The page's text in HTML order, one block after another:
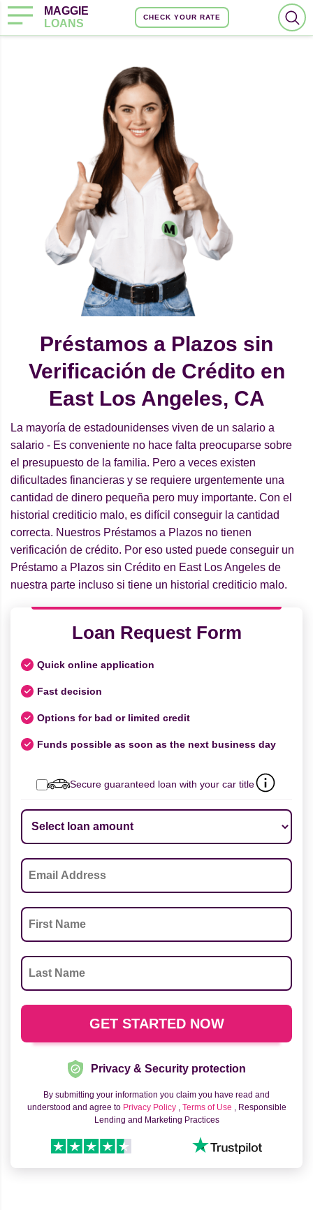
MAGGIE
LOANS
CHECK YOUR RATE
Préstamos a Plazos sin
Verificación de Crédito en
East Los Angeles, CA
La mayoría de estadounidenses viven de un salario a
salario - Es conveniente no hace falta preocuparse sobre
el presupuesto de la familia. Pero a veces existen
dificultades financieras y se requiere urgentemente una
cantidad de dinero pequeña pero muy importante. Con el
historial crediticio malo, es difícil conseguir la cantidad
correcta. Nuestros Préstamos a Plazos no tienen
verificación de crédito. Por eso usted puede conseguir un
Préstamo a Plazos sin Crédito en East Los Angeles de
nuestra parte incluso si tiene un historial crediticio malo.
Loan Request Form
Quick online application
Fast decision
Options for bad or limited credit
Funds possible as soon as the next business day
Secure guaranteed loan with your car title
Privacy & Security protection
By submitting your information you claim you have read and
understood and agree to Privacy Policy , Terms of Use , Responsible
Lending and Marketing Practices